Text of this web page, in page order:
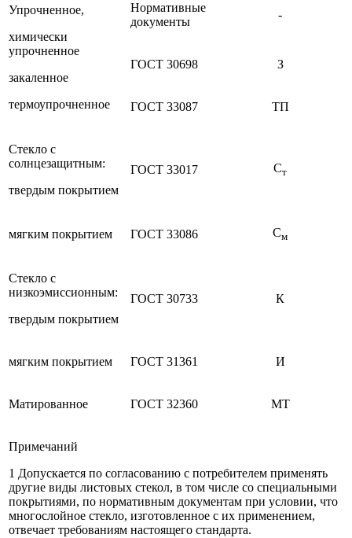
Упрочненное,
химически
упрочненное
закаленное
термоупрочненное
Нормативные
документы
-
ГОСТ 30698 З
ГОСТ 33087 ТП
Стекло с
солнцезащитным:
твердым покрытием
ГОСТ 33017 Ст
мягким покрытием ГОСТ 33086 См
Стекло с
низкоэмиссионным:
твердым покрытием
ГОСТ 30733 К
мягким покрытием ГОСТ 31361 И
Матированное ГОСТ 32360 МТ
Примечаний
1 Допускается по согласованию с потребителем применять
другие виды листовых стекол, в том числе со специальными
покрытиями, по нормативным документам при условии, что
многослойное стекло, изготовленное с их применением,
отвечает требованиям настоящего стандарта.